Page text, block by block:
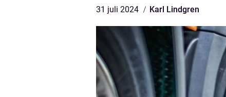
31 juli 2024 Karl Lindgren